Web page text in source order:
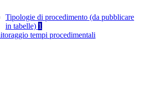
Tipologie di procedimento (da pubblicare
in tabelle) 1
tempi procedimentali